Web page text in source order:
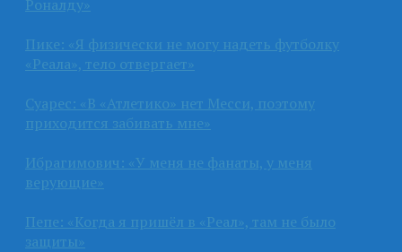
Роналду»
Пике: «Я физически не могу надеть футболку
«Реала», тело отвергает»
Суарес: «В «Атлетико» нет Месси, поэтому
приходится забивать мне»
Ибрагимович: «У меня не фанаты, у меня
верующие»
Пепе: «Когда я пришёл в «Реал», там не было
защиты»